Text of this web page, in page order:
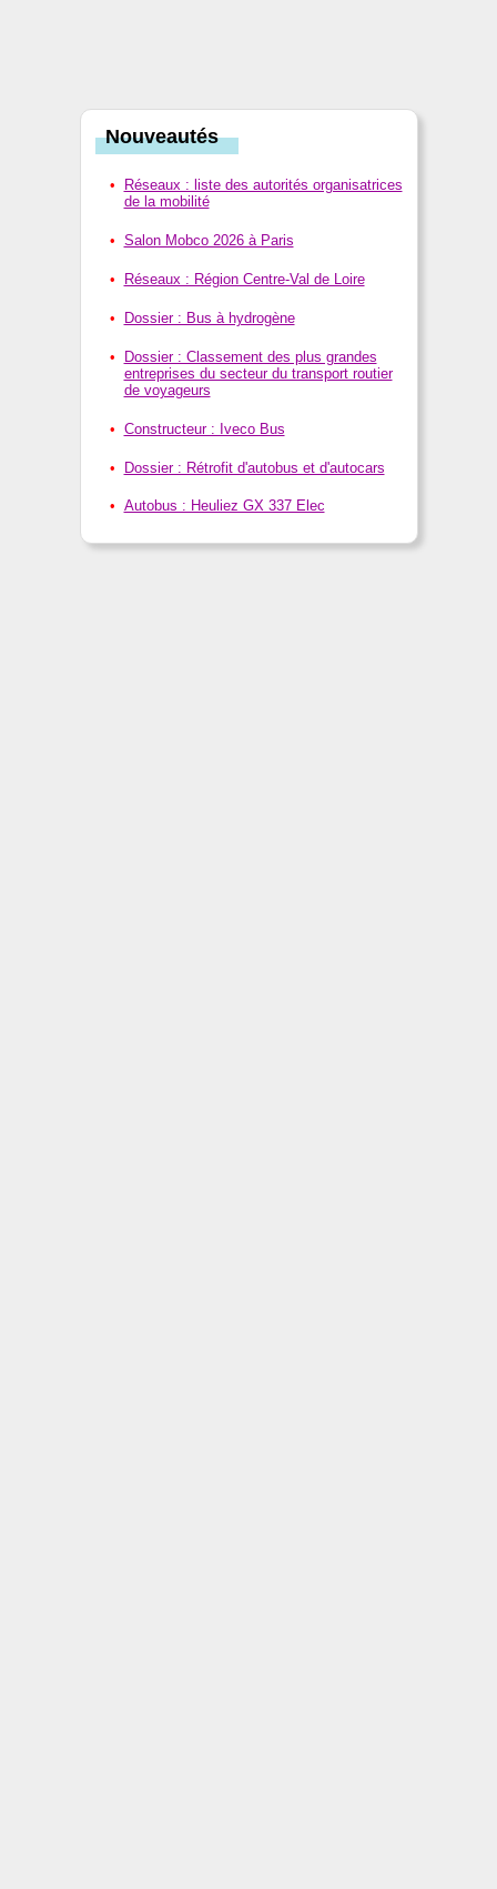
Nouveautés
Réseaux : liste des autorités organisatrices
de la mobilité
Salon Mobco 2026 à Paris
Réseaux : Région Centre-Val de Loire
Dossier : Bus à hydrogène
Dossier : Classement des plus grandes
entreprises du secteur du transport routier
de voyageurs
Constructeur : Iveco Bus
Dossier : Rétrofit d'autobus et d'autocars
Autobus : Heuliez GX 337 Elec